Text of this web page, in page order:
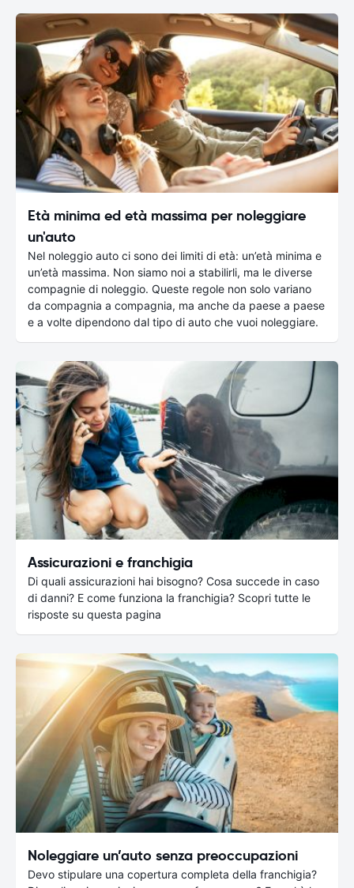
Età minima ed età massima per noleggiare
un'auto
Nel noleggio auto ci sono dei limiti di età: un’età minima e
un’età massima. Non siamo noi a stabilirli, ma le diverse
compagnie di noleggio. Queste regole non solo variano
da compagnia a compagnia, ma anche da paese a paese
e a volte dipendono dal tipo di auto che vuoi noleggiare.
Assicurazioni e franchigia
Di quali assicurazioni hai bisogno? Cosa succede in caso
di danni? E come funziona la franchigia? Scopri tutte le
risposte su questa pagina
Noleggiare un’auto senza preoccupazioni
Devo stipulare una copertura completa della franchigia?